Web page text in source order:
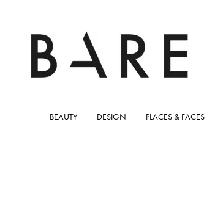
BEAUTY DESIGN PLACES & FACES